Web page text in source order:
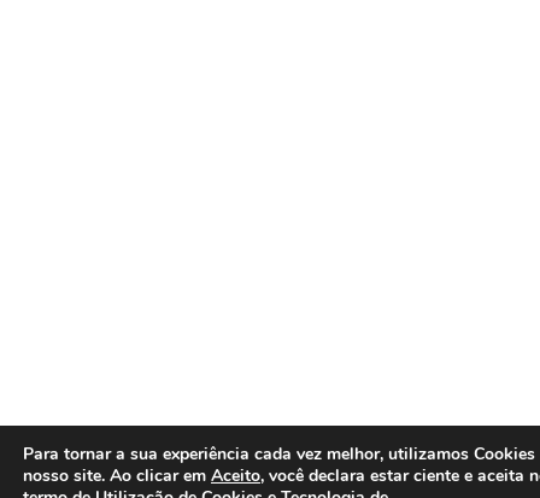
Para tornar a sua experiência cada vez melhor, utilizamos Cookies
nosso site. Ao clicar em Aceito, você declara estar ciente e aceita